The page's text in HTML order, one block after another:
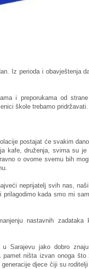
Iz perioda i obavještenja
i preporukama od strane
škole trebamo pridržavati.
postajat će svakim
kafe, druženja, svima su je
o ovome svemu bih
neprijatelj svih nas,
prilagodimo kada smo mi
nastavnih zadataka
Sarajevu jako dobro
ništa izvan onoga što
djece čiji su